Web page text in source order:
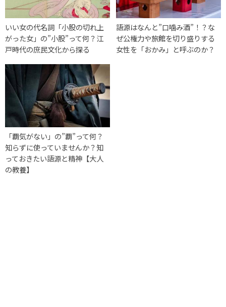
いい女の代名詞「小股の切れ上
がった女」の”小股”って何？江
戸時代の庶民文化から探る
語源はなんと”口噛み酒”！？な
ぜ公権力や旅館を切り盛りする
女性を「おかみ」と呼ぶのか？
「覇気がない」の”覇”って何？
知らずに使っていませんか？知
っておきたい語源と精神【大人
の教養】